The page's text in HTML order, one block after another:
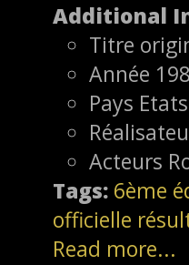
Additional
Titre
Année
Pays
Acteurs
Tags: 6ème
officielle
Read more...